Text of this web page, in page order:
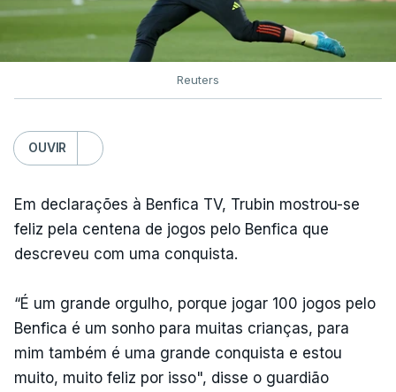
Reuters
OUVIR
Em declarações à Benfica TV, Trubin mostrou-se
feliz pela centena de jogos pelo Benfica que
descreveu com uma conquista.
“É um grande orgulho, porque jogar 100 jogos pelo
Benfica é um sonho para muitas crianças, para
mim também é uma grande conquista e estou
muito, muito feliz por isso", disse o guardião